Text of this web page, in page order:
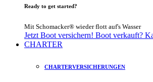
Ready to get started?
Mit Schomacker® wieder flott auf's Wasser
Jetzt Boot versichern! Boot verkauft?
CHARTER
CHARTERVERSICHERUNGEN